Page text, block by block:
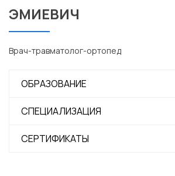
ЭМИЕВИЧ
Врач-травматолог-ортопед
ОБРАЗОВАНИЕ
СПЕЦИАЛИЗАЦИЯ
СЕРТИФИКАТЫ